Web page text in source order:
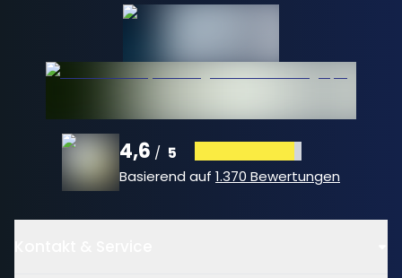
4,6 / 5
Basierend auf 1.370 Bewertungen